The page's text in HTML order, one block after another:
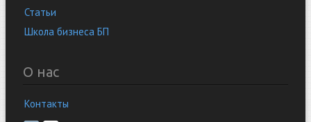
Статьи
Школа бизнеса БП
О нас
Контакты